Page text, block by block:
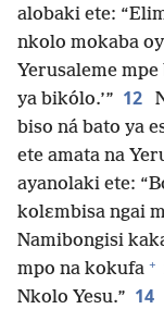
alobaki ete:
nkolo mokaba
Yerusaleme
ya bikólo.’” 12
biso ná bato ya
ete amata na
ayanolaki ete:
kolɛmbisa ngai
Namibongisi
mpo na kokufa +
Nkolo Yesu.” 14